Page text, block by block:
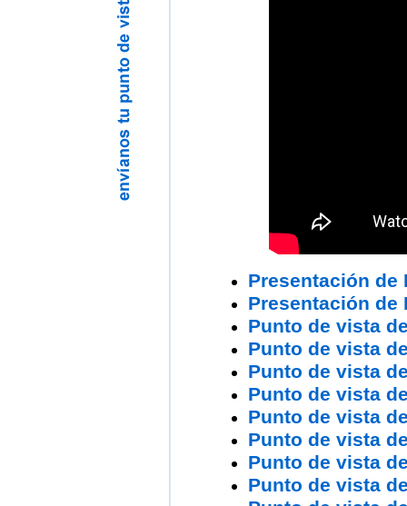
Presentación de
Presentación de
Punto de vista
Punto de vista
Punto de vista
Punto de vista
Punto de vista
Punto de vista
Punto de vista
Punto de vista